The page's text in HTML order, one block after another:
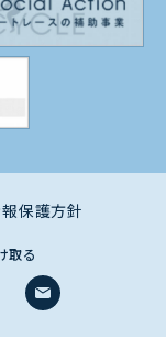
保護方針
取る